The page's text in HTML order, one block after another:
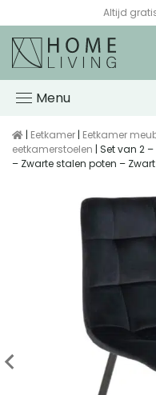
Altijd
Menu
| Eetkamer | Eetkamer
eetkamerstoelen | Set van 2
– Zwarte stalen poten – Zwart